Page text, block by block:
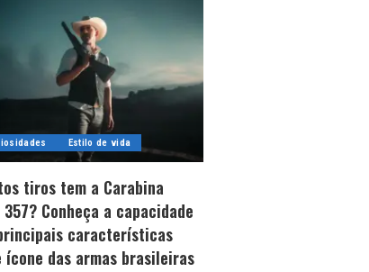
Estilo de vida
tiros tem a Carabina
357? Conheça a capacidade
características
ícone das armas brasileiras